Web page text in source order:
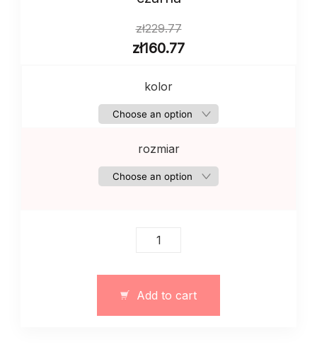
zł229.77
zł160.77
kolor
rozmiar
Elegancka
czarna
quantity
Add to cart